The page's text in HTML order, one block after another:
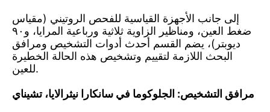
إلى جانب الأجهزة القياسية للفحص الروتيني (مقياس
ضغط العين، ومناظير الزاوية ثلاثية ورباعية المرايا، و٩٠
ديوبتر)، يضم القسم أحدث أدوات التشخيص ومرافق
البحث اللازمة لتقييم وتشخيص هذه الحالة الخطيرة
للعين.
مرافق التشخيص: الجلوكوما في سانكارا نيثرالايا، تشيناي